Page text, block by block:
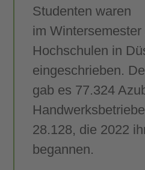
Studenten waren
im
Hochschulen in
eingeschrieben.
gab es 77.324
28.128, die 2022
begannen.